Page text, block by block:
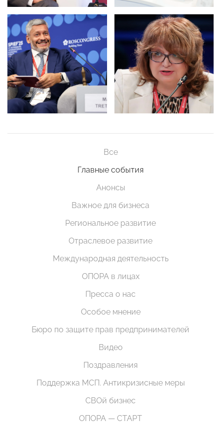
Все
Главные события
Анонсы
Важное для бизнеса
Региональное развитие
Отраслевое развитие
Международная деятельность
ОПОРА в лицах
Пресса о нас
Особое мнение
Бюро по защите прав предпринимателей
Видео
Поздравления
Поддержка МСП. Антикризисные меры
СВОй бизнес
ОПОРА — СТАРТ